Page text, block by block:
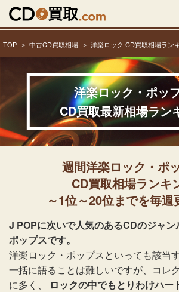
TOP 中古CD買取相場 洋楽ロック CD買取相場ラン
洋楽ロック・ポッ
CD買取最新相場ラン
週間洋楽ロック・ポ
CD買取相場ランキ
～1位～20位までを毎週
J POPに次いで人気のあるCDのジャン
ポップスです。
洋楽ロック・ポップスといっても該当
一括に語ることは難しいですが、コレ
に多く、
ロックの中でもとりわけハー